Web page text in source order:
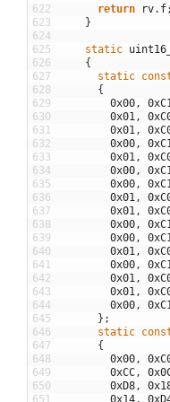
622
623
624
625
626
627
628
629
630
631
632
633
634
635
636
637
638
639
640
641
642
643
644
645
646
647
648
649
650
return
rv. f;
}
static uint16
{
static
{
0x00,
0x01,
0x01,
0x00,
0x01,
0x00,
0x00,
0x01,
0x01,
0x00,
0x00,
0x01,
0x00,
0x01,
0x01,
0x00,
} ;
static
{
0x00,
0xCC,
0xD8,